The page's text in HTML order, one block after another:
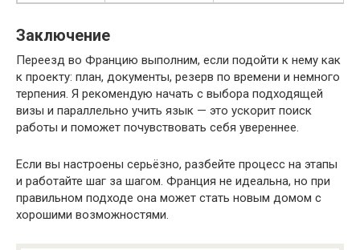
Заключение
Переезд во Францию выполним, если подойти к нему как
к проекту: план, документы, резерв по времени и немного
терпения. Я рекомендую начать с выбора подходящей
визы и параллельно учить язык — это ускорит поиск
работы и поможет почувствовать себя увереннее.
Если вы настроены серьёзно, разбейте процесс на этапы
и работайте шаг за шагом. Франция не идеальна, но при
правильном подходе она может стать новым домом с
хорошими возможностями.